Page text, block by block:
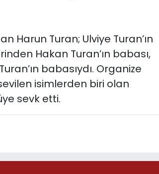
Harun Turan; Ulviye Turan’ın
Hakan Turan’ın babası,
babasıydı. Organize
isimlerden biri olan
sevk etti.